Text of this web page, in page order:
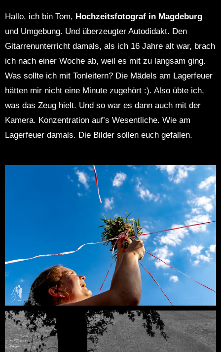
Hallo, ich bin Tom, Hochzeitsfotograf in Magdeburg
und Umgebung. Und überzeugter Autodidakt. Den
Gitarrenunterricht damals, als ich 16 Jahre alt war, brach
ich nach einer Woche ab, weil es mit zu langsam ging.
Was sollte ich mit Tonleitern? Die Mädels am Lagerfeuer
hätten mir nicht eine Minute zugehört :). Also übte ich,
was das Zeug hielt. Und so war es dann auch mit der
Kamera. Konzentration auf’s Wesentliche. Wie am
Lagerfeuer damals. Die Bilder sollen euch gefallen.